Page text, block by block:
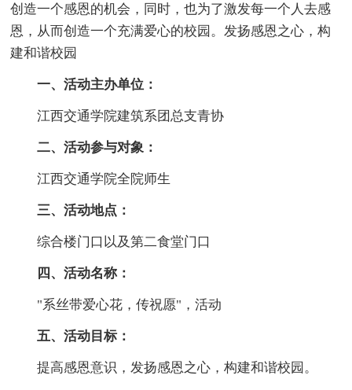
创造一个感恩的机会，同时，也为了激发每一个人去感
恩，从而创造一个充满爱心的校园。发扬感恩之心，构
建和谐校园
一、活动主办单位：
江西交通学院建筑系团总支青协
二、活动参与对象：
江西交通学院全院师生
三、活动地点：
综合楼门口以及第二食堂门口
四、活动名称：
"系丝带爱心花，传祝愿"，活动
五、活动目标：
提高感恩意识，发扬感恩之心，构建和谐校园。